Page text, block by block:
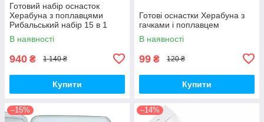
Готовий набір оснасток
Херабуна з поплавцями
Рибальський набір 15 в 1
В наявності
940 ₴ 1 140 ₴
Купити
Готові оснастки Херабуна з
гачками і поплавцем
В наявності
99 ₴ 120 ₴
Купити
–15% –14%